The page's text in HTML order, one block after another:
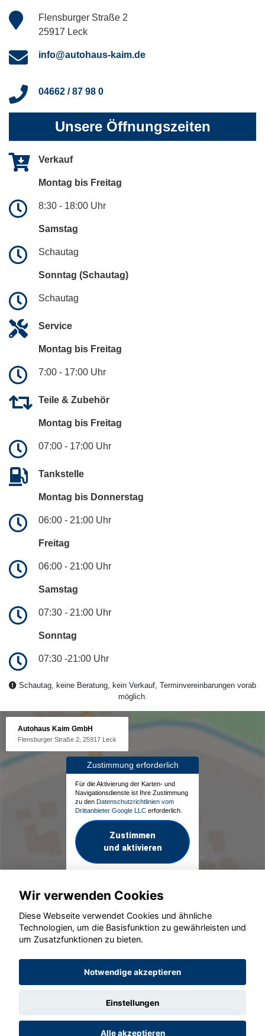
Flensburger Straße 2
25917 Leck
info@autohaus-kaim.de
04662 / 87 98 0
Unsere Öffnungszeiten
Verkauf
Montag bis Freitag
8:30 - 18:00 Uhr
Samstag
Schautag
Sonntag (Schautag)
Schautag
Service
Montag bis Freitag
7:00 - 17:00 Uhr
Teile & Zubehör
Montag bis Freitag
07:00 - 17:00 Uhr
Tankstelle
Montag bis Donnerstag
06:00 - 21:00 Uhr
Freitag
06:00 - 21:00 Uhr
Samstag
07:30 - 21:00 Uhr
Sonntag
07:30 -21:00 Uhr
Schautag, keine Beratung, kein Verkauf, Terminvereinbarungen vorab
möglich.
Autohaus Kaim GmbH
Flensburger Straße 2, 25917 Leck
Zustimmung erforderlich
Für die Aktivierung der Karten- und
Navigationsdienste ist Ihre Zustimmung
zu den Datenschutzrichtlinien vom
Drittanbieter Google LLC erforderlich.
Zustimmen
und aktivieren
© konjunkturmotor.de GmbH 2020 - 2026
Wir verwenden Cookies
Diese Webseite verwendet Cookies und ähnliche
Technologien, um die Basisfunktion zu gewährleisten und
um Zusatzfunktionen zu bieten.
Notwendige akzeptieren
Einstellungen
Alle akzeptieren